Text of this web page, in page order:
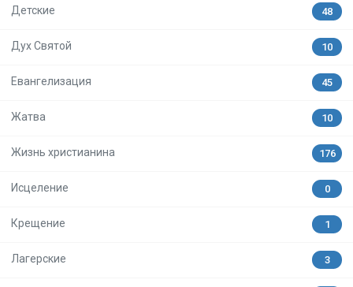
Детские 48
Дух Святой 10
Евангелизация 45
Жатва 10
Жизнь христианина 176
Исцеление 0
Крещение 1
Лагерские 3